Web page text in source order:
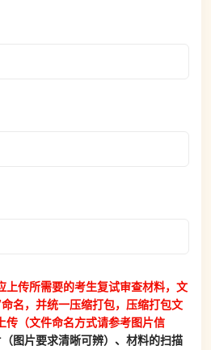
上传所需要的考生复试审查材料，文
名，并统一压缩打包，压缩打包文
传（文件命名方式请参考图片信
图片要求清晰可辨）、材料的扫描